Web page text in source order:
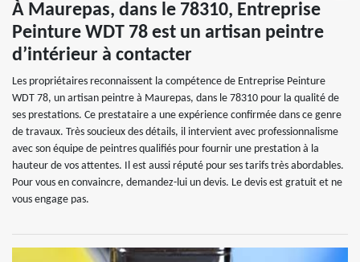
À Maurepas, dans le 78310, Entreprise
Peinture WDT 78 est un artisan peintre
d’intérieur à contacter
Les propriétaires reconnaissent la compétence de Entreprise Peinture
WDT 78, un artisan peintre à Maurepas, dans le 78310 pour la qualité de
ses prestations. Ce prestataire a une expérience confirmée dans ce genre
de travaux. Très soucieux des détails, il intervient avec professionnalisme
avec son équipe de peintres qualifiés pour fournir une prestation à la
hauteur de vos attentes. Il est aussi réputé pour ses tarifs très abordables.
Pour vous en convaincre, demandez-lui un devis. Le devis est gratuit et ne
vous engage pas.